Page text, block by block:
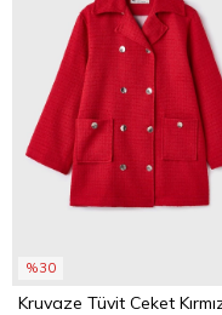
%30
Kruvaze Tüvit Ceket